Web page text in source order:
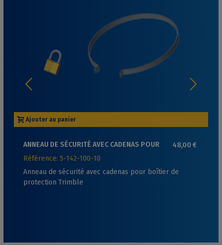
Ajouter au panier
ANNEAU DE SÉCURITÉ AVEC CADENAS POUR
BOÎTIER DE PROTECTION TRIMBLE
48,00 €
Référence: 5-142-100-10
Anneau de sécurité avec cadenas pour boîtier de
protection Trimble